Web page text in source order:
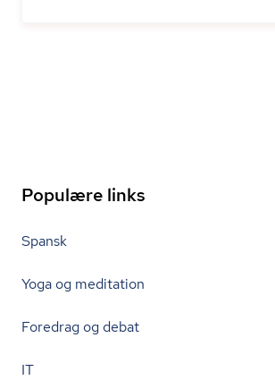
Populære links
Spansk
Yoga og meditation
Foredrag og debat
IT